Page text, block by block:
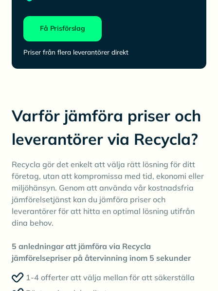
Få Prisförslag
Priser från flera leverantörer direkt
Varför jämföra priser och
leverantörer via Recycla?
Recycla gör det enkelt att välja rätt lösning för ditt
företag, utan att kompromissa med tid, ekonomi eller
miljöhänsyn. Genom att använda vår kostnadsfria
jämförelsetjänst kan du jämföra priser och
leverantörer för att hitta en optimal lösning utifrån
dina behov.
5 anledningar att jämföra via Recycla
jämförelsepriser på återvinning inom 5 sekunder
1-4 offerter att välja mellan för att säkerställa